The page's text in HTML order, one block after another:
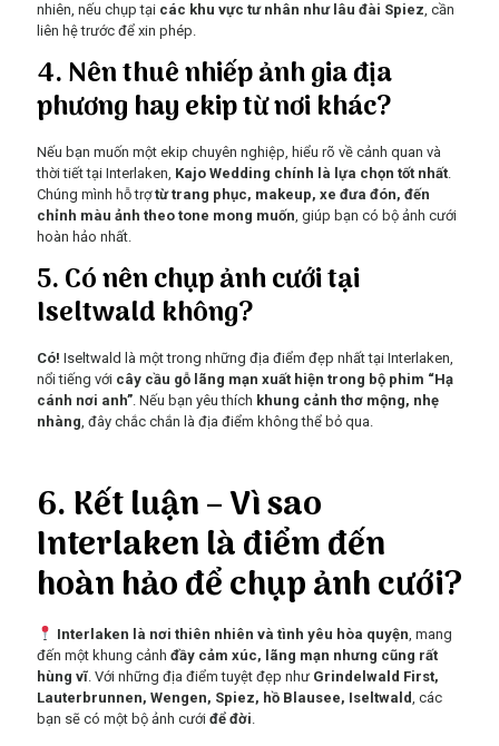
nhiên, nếu chụp tại các khu vực tư nhân như lâu đài Spiez , cần
liên hệ trước để xin phép.
4. Nên thuê nhiếp ảnh gia địa
phương hay ekip từ nơi khác?
Nếu bạn muốn một ekip chuyên nghiệp, hiểu rõ về cảnh quan và
thời tiết tại Interlaken, Kajo Wedding chính là lựa chọn tốt nhất
Chúng mình hỗ trợtừ trang phục, makeup, xe đưa đón, đến
chỉnh màu ảnh theo tone mong muốn , giúp bạn có bộ ảnh cưới
hoàn hảo nhất.
5. Có nên chụp ảnh cưới tại
Iseltwald không?
Có! Iseltwald là một trong những địa điểm đẹp nhất tại Interlaken,
nổi tiếng với cây cầu gỗ lãng mạn xuất hiện trong bộ phim “Hạ
cánh nơi anh” . Nếu bạn yêu thích khung cảnh thơ mộng, nhẹ
nhàng , đây chắc chắn là địa điểm không thể bỏ qua.
6. Kết luận – Vì sao
Interlaken là điểm đến
hoàn hảo để chụp ảnh cưới?
Interlaken là nơi thiên nhiên và tình yêu hòa quyện , mang
đến một khung cảnh đầy cảm xúc, lãng mạn nhưng cũng rất
hùng vĩ . Với những địa điểm tuyệt đẹp như Grindelwald First,
Lauterbrunnen, Wengen, Spiez, hồ Blausee, Iseltwald , các
bạn sẽ có một bộ ảnh cưới để đời